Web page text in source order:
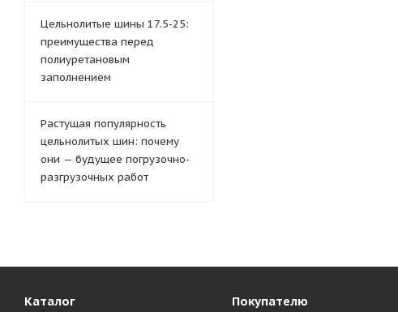
Цельнолитые шины 17.5-25:
преимущества перед
полиуретановым
заполнением
Растущая популярность
цельнолитых шин: почему
они — будущее погрузочно-
разгрузочных работ
Каталог Покупателю